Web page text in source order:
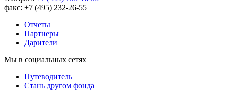
факс: +7 (495) 232-26-55
Отчеты
Партнеры
Дарители
Мы в социальных сетях
Путеводитель
Cтань другом фонда